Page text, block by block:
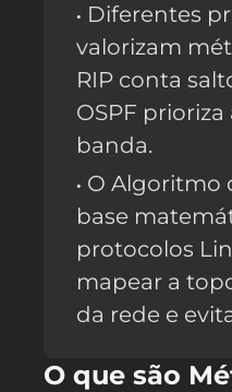
Diferentes
valorizam
RIP conta
OSPF
banda.
O Algoritmo
base
protocolos
mapear a
da rede e
O que são